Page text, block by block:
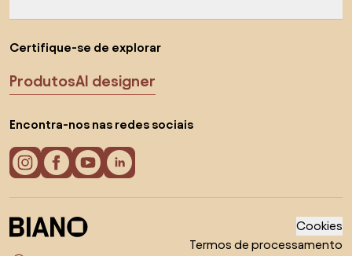
Certifique-se de explorar
ProdutosAI designer
Encontra-nos nas redes sociais
Cookies
Termos de processamento